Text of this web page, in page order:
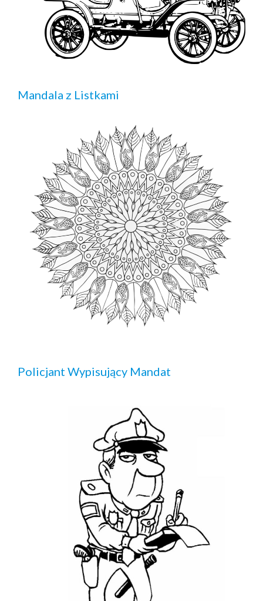
Mandala z Listkami
Policjant Wypisujący Mandat